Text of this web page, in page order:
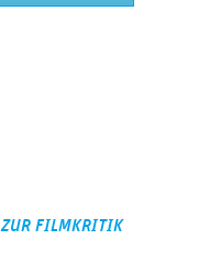
ZUR FILMKRITIK